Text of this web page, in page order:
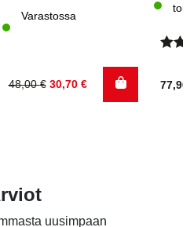
Varastossa
48,00€
Alkuperäinen
30,70 €
Nykyinen
5.00/
uusimpaan